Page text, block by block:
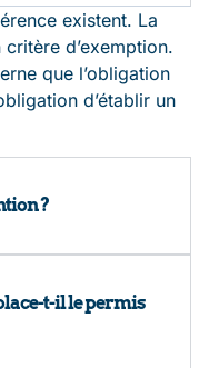
existent. La
critère d’exemption.
que l’obligation
d’établir un
?
t-il le permis